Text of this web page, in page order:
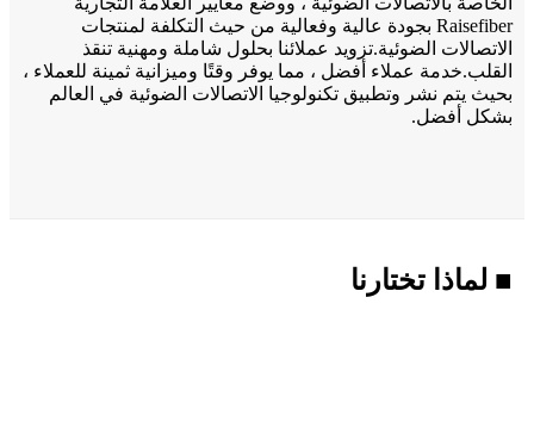
Raisefiber بجودة عالية وفعالية من حيث التكلفة لمنتجات
الاتصالات الضوئية.تزويد عملائنا بحلول شاملة ومهنية تنقذ
القلب.خدمة عملاء أفضل ، مما يوفر وقتًا وميزانية ثمينة للعملاء ،
بحيث يتم نشر وتطبيق تكنولوجيا الاتصالات الضوئية في العالم
بشكل أفضل.
■ لماذا تختارنا